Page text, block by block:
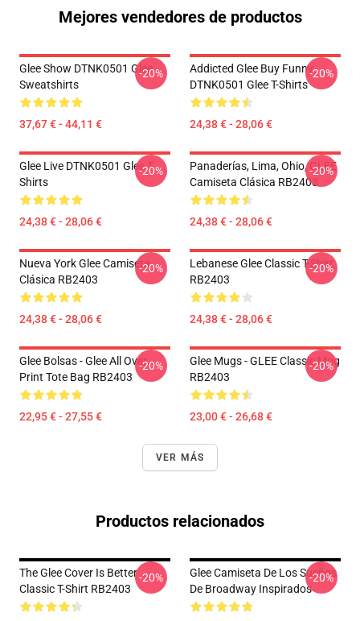
Mejores vendedores de productos
Glee Show DTNK0501 Glee
Sweatshirts
37,67 € - 44,11 €
-20%
Addicted Glee Buy Funny
DTNK0501 Glee T-Shirts
24,38 € - 28,06 €
-20%
Glee Live DTNK0501 Glee T-
Shirts
24,38 € - 28,06 €
-20%
Panaderías, Lima, Ohio, GLEE
Camiseta Clásica RB2403
24,38 € - 28,06 €
-20%
Nueva York Glee Camiseta
Clásica RB2403
24,38 € - 28,06 €
-20%
Lebanese Glee Classic T-Shirt
RB2403
24,38 € - 28,06 €
-20%
Glee Bolsas - Glee All Over
Print Tote Bag RB2403
22,95 € - 27,55 €
-20%
Glee Mugs - GLEE Classic Mug
RB2403
23,00 € - 26,68 €
-20%
VER MÁS
Productos relacionados
The Glee Cover Is Better
Classic T-Shirt RB2403
-20%
Glee Camiseta De Los Sueños
De Broadway Inspirados
-20%